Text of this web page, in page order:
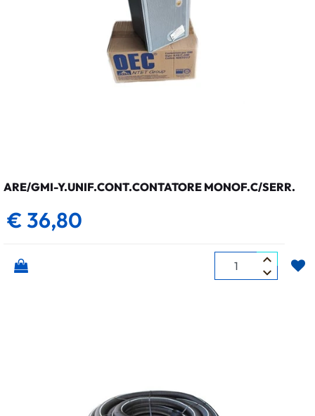
ARE/GMI-Y.UNIF.CONT.CONTATORE MONOF.C/SERR.
€ 36,80
Quantità